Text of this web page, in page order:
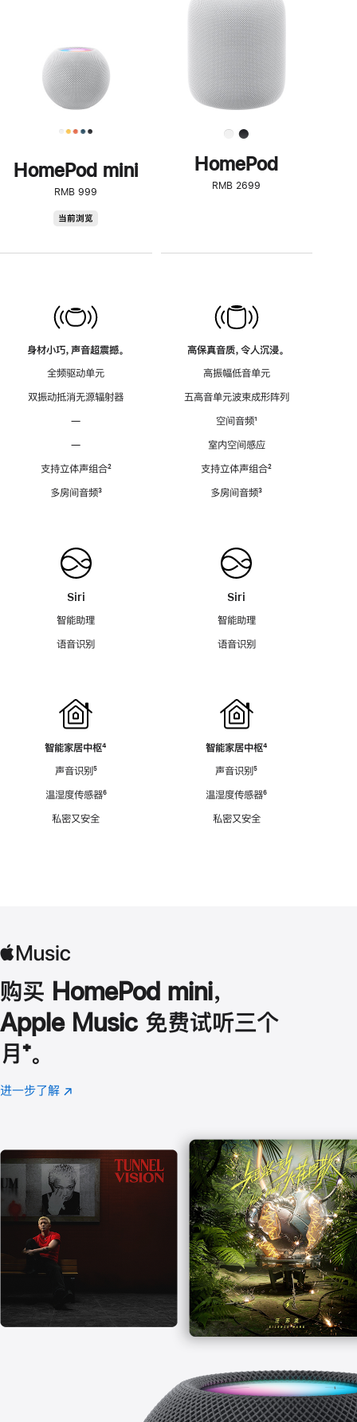
HomePod mini
RMB 999
当前浏览
身材小巧，声音超震撼。
全频驱动单元
双振动抵消无源辐射器
—
—
支持立体声组合脚
²
多房间音频脚
³
Siri
智能助理
语音识别
智能家居中枢脚
⁴
声音识别脚
⁵
温湿度传感器脚
⁶
私密又安全
了
解
HomePod<
HomePod
RMB 2699
高保真音质，令人沉浸。
高振幅低音单元
五高音单元波束成形阵列
空间音频脚
¹
室内空间感应
支持立体声组合脚
²
多房间音频脚
³
Siri
智能助理
语音识别
智能家居中枢脚
⁴
声音识别脚
⁵
温湿度传感器脚
⁶
私密又安全
购买 HomePod mini，
Apple Music 免费试听三个
月 脚
注
⁺。
进一步了解 Apple
(在
口
中
打
开)